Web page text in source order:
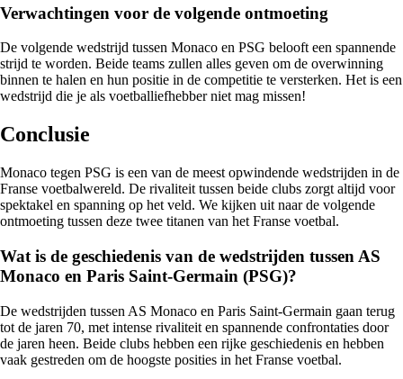
Verwachtingen voor de volgende ontmoeting
De volgende wedstrijd tussen Monaco en PSG belooft een spannende
strijd te worden. Beide teams zullen alles geven om de overwinning
binnen te halen en hun positie in de competitie te versterken. Het is een
wedstrijd die je als voetballiefhebber niet mag missen!
Conclusie
Monaco tegen PSG is een van de meest opwindende wedstrijden in de
Franse voetbalwereld. De rivaliteit tussen beide clubs zorgt altijd voor
spektakel en spanning op het veld. We kijken uit naar de volgende
ontmoeting tussen deze twee titanen van het Franse voetbal.
Wat is de geschiedenis van de wedstrijden tussen AS
Monaco en Paris Saint-Germain (PSG)?
De wedstrijden tussen AS Monaco en Paris Saint-Germain gaan terug
tot de jaren 70, met intense rivaliteit en spannende confrontaties door
de jaren heen. Beide clubs hebben een rijke geschiedenis en hebben
vaak gestreden om de hoogste posities in het Franse voetbal.